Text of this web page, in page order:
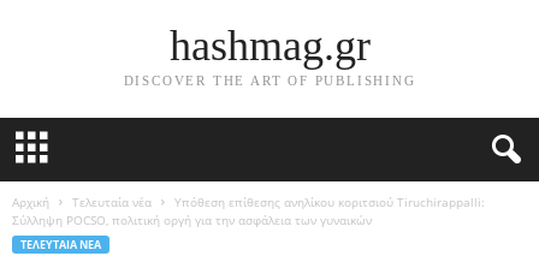
hashmag.gr
DISCOVER THE ART OF PUBLISHING
Αρχική Τελευταία νέα
Υπόθεση επίθεσης ανηλίκου κοριτσιού Tiruchirappalli:
Σύλληψη POCSO, πολιτική οργή για την ασφάλεια των γυναικών
ΤΕΛΕΥΤΑΊΑ ΝΈΑ